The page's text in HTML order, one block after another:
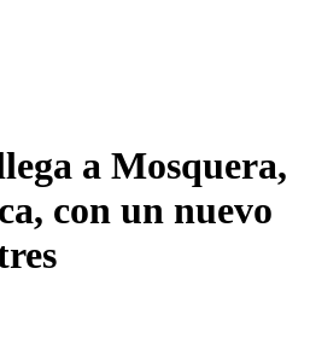
a Mosquera,
con un nuevo